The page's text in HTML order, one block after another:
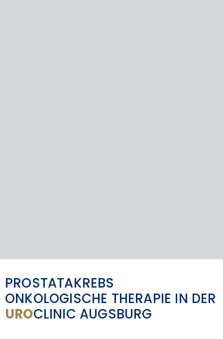
PROSTATAKREBS
ONKOLOGISCHE THERAPIE IN DER
UROCLINIC AUGSBURG